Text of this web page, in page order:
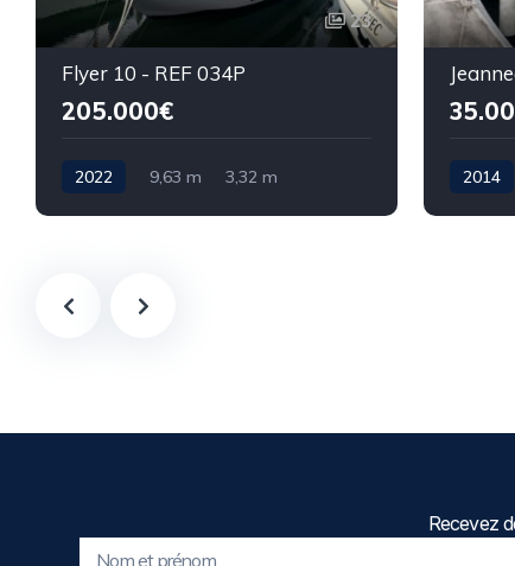
23
Flyer 10 - REF 034P
205.000€
2022 9,63 m 3,32 m 2014
Recevez